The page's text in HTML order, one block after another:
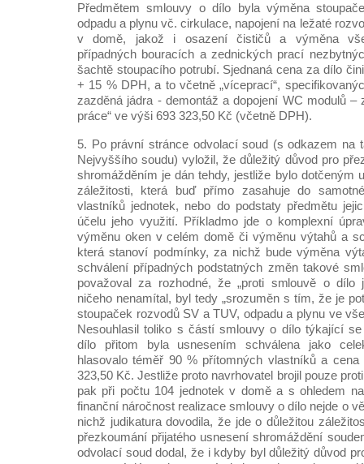
Předmětem smlouvy o dílo byla výměna
odpadu a plynu vč. cirkulace, napojení na ležaté
v domě, jakož i osazení čističů a výměna
případných bouracích a zednických prací
šachtě stoupacího potrubí. Sjednaná cena za dílo
+ 15 % DPH, a to včetně „víceprací“,
zazděná jádra - demontáž a dopojení WC modulů –
práce“ ve výši 693 323,50 Kč (včetně DPH).
5. Po právní stránce odvolací soud (s odkazem na
Nejvyššího soudu) vyložil, že důležitý důvod pro
shromážděním je dán tehdy, jestliže bylo dotčeným
záležitosti, která buď přímo zasahuje do
vlastníků jednotek, nebo do podstaty předmětu
účelu jeho využití. Příkladmo jde o komplexní
výměnu oken v celém domě či výměnu výtahů a
která stanoví podmínky, za nichž bude výměna
schválení případných podstatných změn takové
považoval za rozhodné, že „proti smlouvě o dílo
ničeho nenamítal, byl tedy „srozuměn s tím, že je
stoupaček rozvodů SV a TUV, odpadu a plynu ve
Nesouhlasil toliko s částí smlouvy o dílo týkající se
dílo přitom byla usnesením schválena jako
hlasovalo téměř 90 % přítomných vlastníků a
323,50 Kč. Jestliže proto navrhovatel brojil pouze
pak při počtu 104 jednotek v domě a s ohledem
finanční náročnost realizace smlouvy o dílo nejde o
nichž judikatura dovodila, že jde o důležitou
přezkoumání přijatého usnesení shromáždění
odvolací soud dodal, že i kdyby byl důležitý důvod